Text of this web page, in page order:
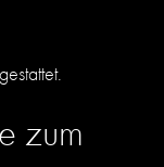
zum